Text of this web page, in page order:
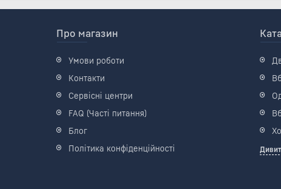
Про магазин
Умови роботи
Контакти
Сервісні центри
FAQ (Часті питання)
Блог
Політика конфіденційності